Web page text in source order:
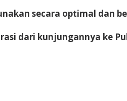
secara optimal dan
dari kunjungannya ke